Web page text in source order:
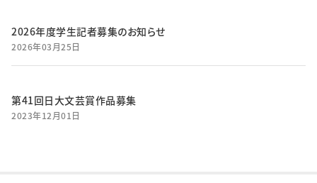
2026年度学生記者募集のお知らせ
2026年03月25日
第41回日大文芸賞作品募集
2023年12月01日